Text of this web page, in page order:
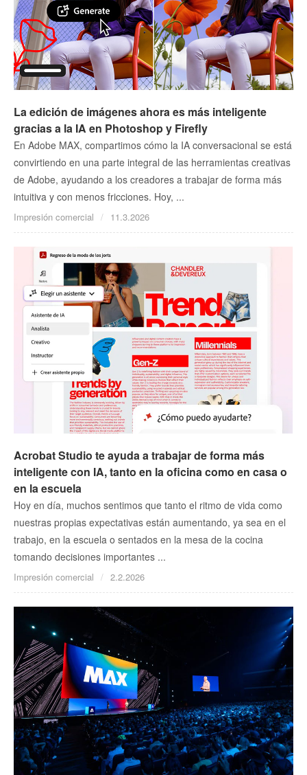
La edición de imágenes ahora es más inteligente
gracias a la IA en Photoshop y Firefly
En Adobe MAX, compartimos cómo la IA conversacional se está
convirtiendo en una parte integral de las herramientas creativas
de Adobe, ayudando a los creadores a trabajar de forma más
intuitiva y con menos fricciones. Hoy, ...
Impresión comercial 11.3.2026
Acrobat Studio te ayuda a trabajar de forma más
inteligente con IA, tanto en la oficina como en casa o
en la escuela
Hoy en día, muchos sentimos que tanto el ritmo de vida como
nuestras propias expectativas están aumentando, ya sea en el
trabajo, en la escuela o sentados en la mesa de la cocina
tomando decisiones importantes ...
Impresión comercial 2.2.2026